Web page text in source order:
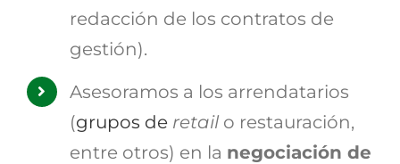
redacción de los contratos de
gestión).
Asesoramos a los arrendatarios
(grupos de retail o restauración,
entre otros) en la negociación de